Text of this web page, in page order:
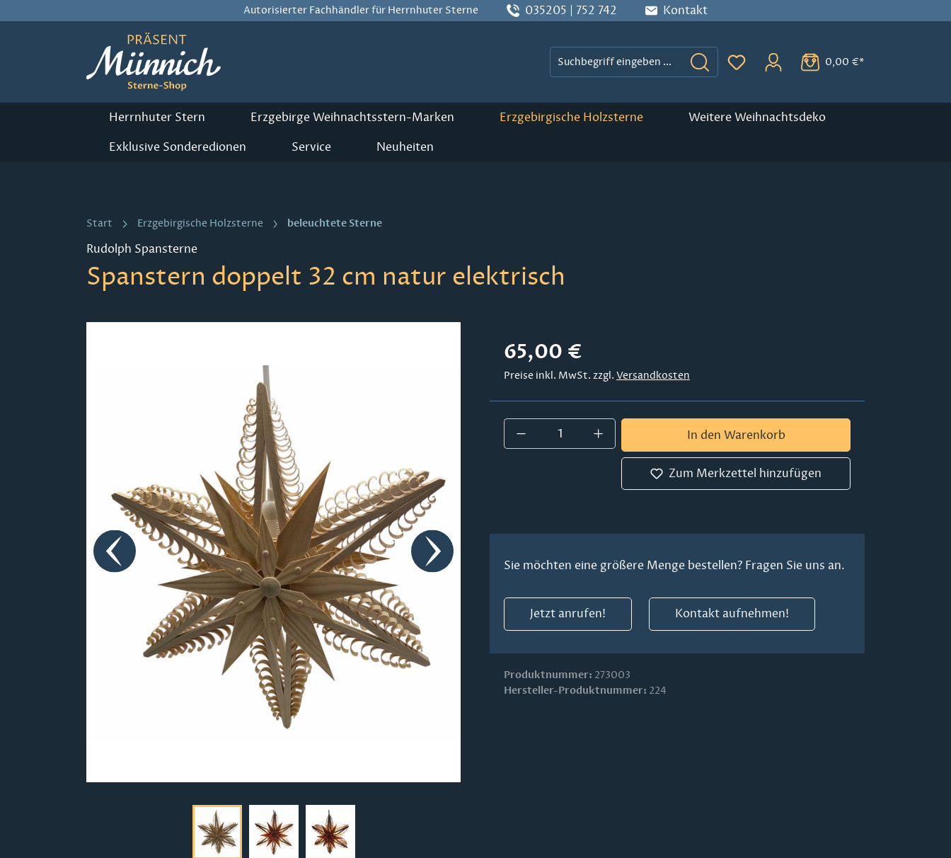
Autorisierter Fachhändler für Herrnhuter Sterne 035205 | 752 742 Kontakt
Du hast 0 Produkte auf dem
0,00 €*
Herrnhuter Stern Erzgebirge Weihnachtsstern-Marken Erzgebirgische Holzsterne Weitere Weihnachtsdeko
Exklusive Sonderedionen Service Neuheiten
Start Erzgebirgische Holzsterne beleuchtete Sterne
Rudolph Spansterne
Spanstern doppelt 32 cm natur elektrisch
Regulärer Preis:
65,00 €
Preise inkl. MwSt. zzgl. Versandkosten
Produkt Anzahl: Gib den gewünschten Wert ein oder
In den Warenkorb
Zum Merkzettel hinzufügen
Sie möchten eine größere Menge bestellen? Fragen Sie uns an.
Jetzt anrufen! Kontakt aufnehmen!
Produktnummer: 273003
Hersteller-Produktnummer: 224